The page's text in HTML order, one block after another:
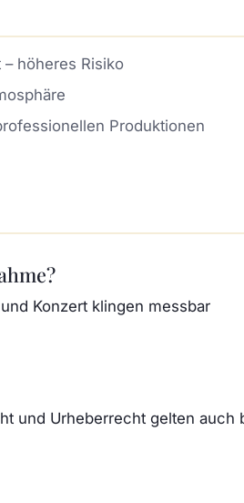
höheres Risiko
Produktionen
Konzert klingen messbar
und Urheberrecht gelten auch